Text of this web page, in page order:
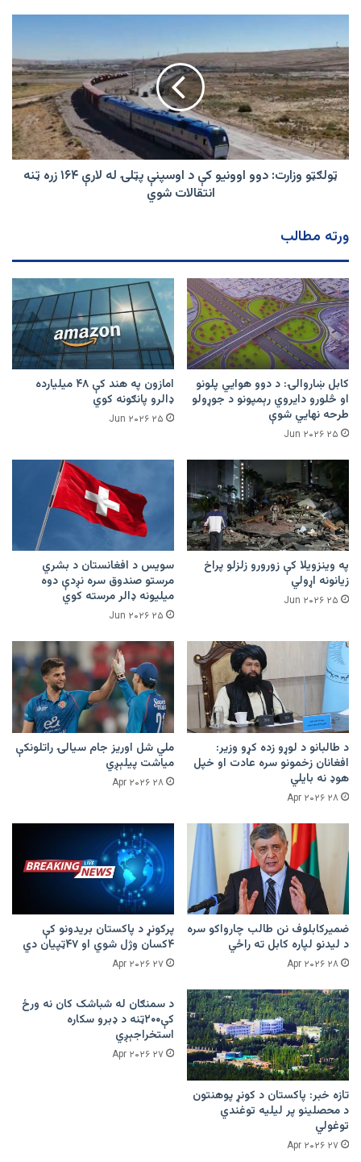
وزارت:
دوو
اوونيو
کې
د
اوسپنې
پټلۍ
له
لارې
انتقالات
شوي
ټولګټو وزارت: دوو اوونيو کې د اوسپنې پټلۍ له لارې ۱۶۴ زره ټنه
انتقالات شوي
ورته مطالب
کابل ښاروالۍ: د دوو هوايي پلونو
او څلورو دایروي رېمپونو د جوړولو
طرحه نهایي شوې
۲۵ Jun ۲۰۲۶
امازون په هند کې ۴۸ میلیارده
ډالرو پانګونه کوي
۲۵ Jun ۲۰۲۶
په وینزویلا کې زورورو زلزلو پراخ
زیانونه اړولي
۲۵ Jun ۲۰۲۶
سویس د افغانستان د بشري
مرستو صندوق سره نږدې دوه
میلیونه ډالر مرسته کوي
۲۵ Jun ۲۰۲۶
د طالبانو د لوړو زده کړو وزیر:
افغانان زخمونو سره عادت او خپل
هوډ نه بایلي
۲۸ Apr ۲۰۲۶
ملي شل اوریز جام سیالۍ راتلونکې
میاشت پیلېږي
۲۸ Apr ۲۰۲۶
ضمیرکابلوف نن طالب چارواکو سره
د لیدنو لپاره کابل ته راځي
۲۸ Apr ۲۰۲۶
پرکونړ د پاکستان بریدونو کې
۴کسان وژل شوي او ۴۷ټپیان دي
۲۷ Apr ۲۰۲۶
تازه خبر: پاکستان د کونړ پوهنتون
د محصلینو پر لیلیه توغندي
توغولي
۲۷ Apr ۲۰۲۶
د سمنګان له شباشک کان نه ورځ
کې۲۰۰ټنه د ډبرو سکاره
استخراجېږي
۲۷ Apr ۲۰۲۶